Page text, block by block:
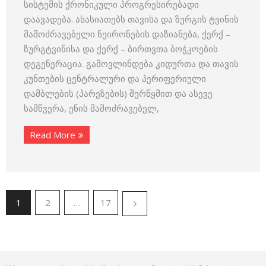
სისტემის ქრონიკული პროგრესირებადი
დაავადება. ახასიათებს თავისა და ზურგის ტვინის
მამოძრავებელი ნეირონების დაზიანება, ქერქ –
ზურგტვინისა და ქერქ – ბირთვთა ბოჭკოების
დეგენერაცია. გამოვლინდება კიდურთა და თავის
კუნთების ცენტრალური და პერიფერიული
დამბლების (პარეზების) შერწყმით და ასევე
სამწვერა, ენის მამოძრავებელ,
Read More
1 2 … 17